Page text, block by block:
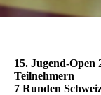
15. Jugend-Open
Teilnehmern
7 Runden